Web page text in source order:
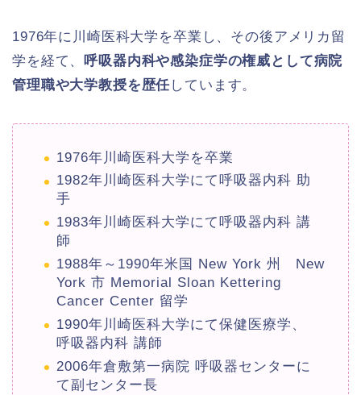
1976年に川崎医科大学を卒業し、その後アメリカ留
学を経て、 呼吸器内科や感染症学の権威として病院
管理職や大学教授を歴任しています。
1976年川崎医科大学を卒業
1982年川崎医科大学にて呼吸器内科 助
手
1983年川崎医科大学にて呼吸器内科 講
師
1988年～1990年米国 New York 州 New
York 市 Memorial Sloan Kettering
Cancer Center 留学
1990年川崎医科大学にて保健医療学、
呼吸器内科 講師
2006年倉敷第一病院 呼吸器センターに
て副センター長